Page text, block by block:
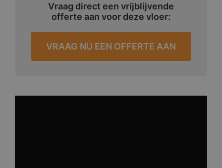
Vraag direct een vrijblijvende
offerte aan voor deze vloer:
VRAAG NU EEN OFFERTE AAN